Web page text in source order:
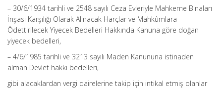
– 30/6/1934 tarihli ve 2548 sayılı Ceza Evleriyle Mahkeme Binaları
İnşası Karşılığı Olarak Alınacak Harçlar ve Mahkûmlara
Ödettirilecek Yiyecek Bedelleri Hakkında Kanuna göre doğan
yiyecek bedelleri,
– 4/6/1985 tarihli ve 3213 sayılı Maden Kanununa istinaden
alman Devlet hakkı bedelleri,
gibi alacaklardan vergi dairelerine takip için intikal etmiş olanlar